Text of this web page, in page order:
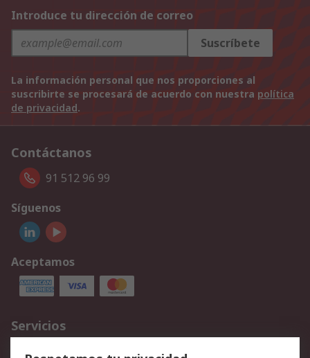
Introduce tu dirección de correo
Suscríbete
La información personal que nos proporciones al
suscribirte se procesará de acuerdo con nuestra política
de privacidad.
Contáctanos
91 512 96 99
Síguenos
Aceptamos
Servicios
Cómo realizar pedidos
Devoluciones